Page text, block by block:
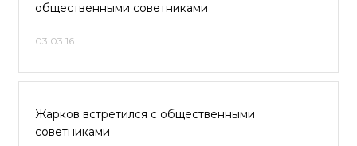
общественными советниками
03.03.16
Жарков встретился с общественными
советниками